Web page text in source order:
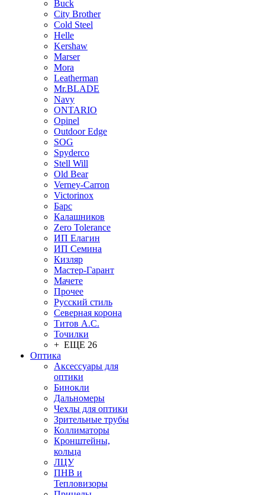
Buck
City Brother
Cold Steel
Helle
Kershaw
Marser
Mora
Leatherman
Mr.BLADE
Navy
ONTARIO
Opinel
Outdoor Edge
SOG
Spyderco
Stell Will
Old Bear
Verney-Carron
Victorinox
Барс
Калашников
Zero Tolerance
ИП Елагин
ИП Семина
Кизляр
Мастер-Гарант
Мачете
Прочее
Русский стиль
Северная корона
Титов А.С.
Точилки
+ ЕЩЕ 26
Оптика
Аксессуары для
оптики
Бинокли
Дальномеры
Чехлы для оптики
Зрительные трубы
Коллиматоры
Кронштейны,
кольца
ЛЦУ
ПНВ и
Тепловизоры